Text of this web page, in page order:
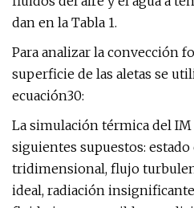
dan en la Tabla 1.
Para analizar la convección
superficie de las aletas se
ecuación30:
La simulación térmica del IM
siguientes supuestos:
tridimensional, flujo
ideal, radiación